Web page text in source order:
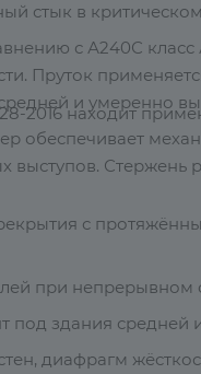
стык в
с А240С
Пруток
и умеренно
обеспечивает
выступов. Стержень
2016 находит
с
при непрерывном
здания средней
диафрагм